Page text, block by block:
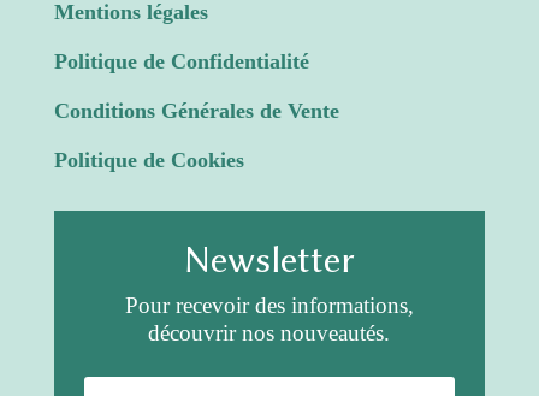
Mentions légales
Politique de Confidentialité
Conditions Générales de Vente
Politique de Cookies
Newsletter
Pour recevoir des informations,
découvrir nos nouveautés.